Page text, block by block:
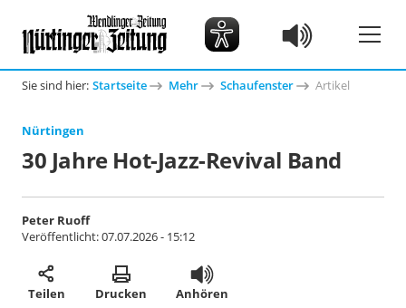
Sie sind hier: Startseite Mehr Schaufenster Artikel
Nürtingen
30 Jahre Hot-Jazz-Revival Band
Peter Ruoff
Veröffentlicht:07.07.2026 - 15:12
Teilen Drucken Anhören